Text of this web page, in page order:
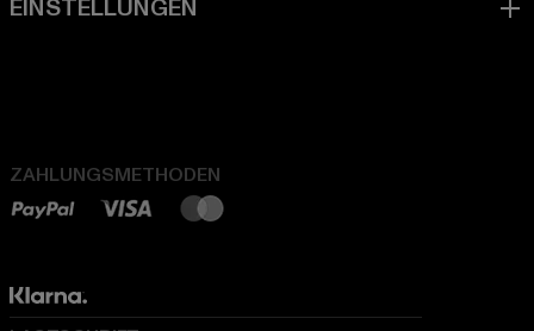
ZAHLUNGSMETHODEN